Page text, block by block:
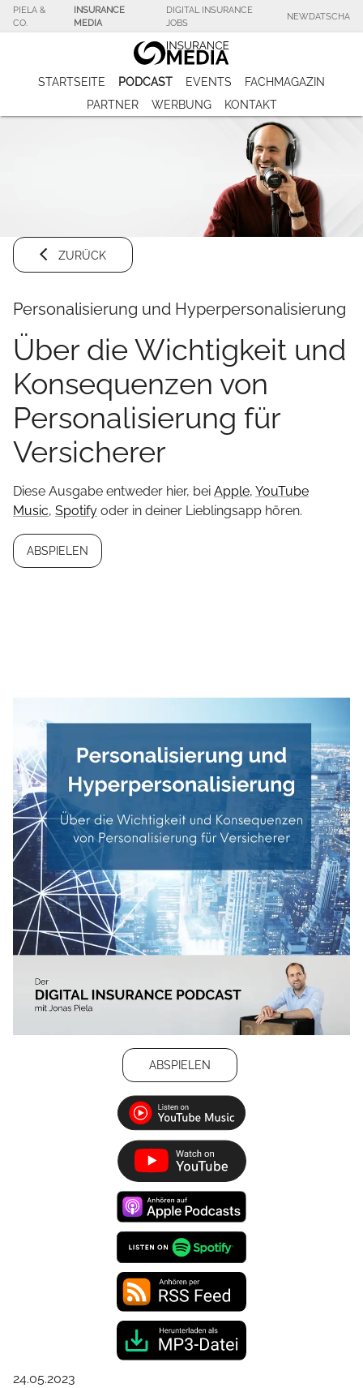
PIELA &
CO.
INSURANCE
MEDIA
DIGITAL INSURANCE
JOBS
NEWDATSCHA
STARTSEITE PODCAST EVENTS
FACHMAGAZIN
PARTNER
WERBUNG KONTAKT
ZURÜCK
Personalisierung und Hyperpersonalisierung
Über die Wichtigkeit und
Konsequenzen von
Personalisierung für
Versicherer
Diese Ausgabe entweder hier, bei Apple, YouTube
Music, Spotify oder in deiner Lieblingsapp hören.
ABSPIELEN
ABSPIELEN
24.05.2023